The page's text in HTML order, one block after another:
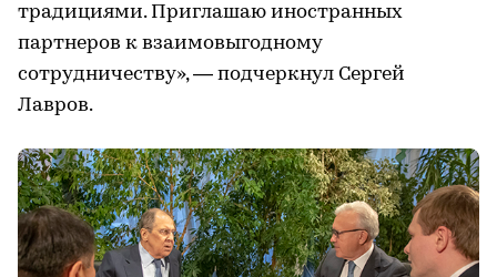
традициями. Приглашаю иностранных
партнеров к взаимовыгодному
сотрудничеству», — подчеркнул Сергей
Лавров.